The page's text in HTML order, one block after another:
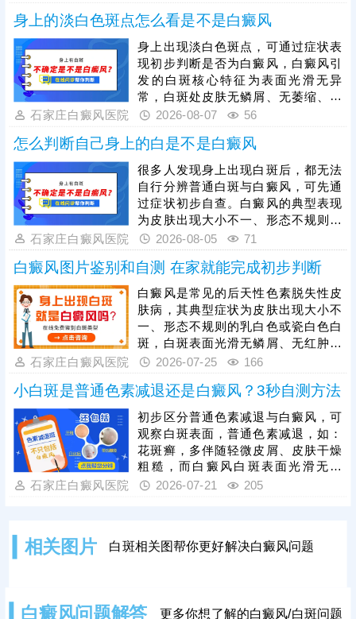
肉眼观察易与白色糠疹、花斑癣等白
斑疾病混淆，需通过伍德灯、皮肤ct
等科学检查准确诊断，避免误诊。白
癜风危害极大，确诊后需抓紧治疗，
结合自身白斑面积、病程、肤质等具
体病情，制定个性化对症治疗方案。
身上的淡白色斑点怎么看是不是白癜风
身上出现淡白色斑点，可通过症状表
现初步判断是否为白癜风，白癜风引
发的白斑核心特征为表面光滑无异
常，白斑处皮肤无鳞屑、无萎缩、不
粗糙，触感与正常皮肤一致，且无瘙
斑具备扩散性，初期多为淡白色、浅
粉色小点或小片斑，边界相对模糊，
仅凭肉眼观察存在误差，通过伍德
灯、皮肤ct等科学检查可更准确诊
断。若确诊为白癜风，需抓住发病初
期黄金治疗时期，此时黑色素细胞损
伤较轻，治疗难度更低、恢复效果更
好。
石家庄白癜风医院 2026-08-07 56
怎么判断自己身上的白是不是白癜风
很多人发现身上出现白斑后，都无法
自行分辨普通白斑与白癜风，可先通
过症状初步自查。白癜风的典型表现
为皮肤出现大小不一、形态不规则的
白色斑块，白斑表面光滑无鳞屑、无
红肿瘙痒感，边界清晰，会随时间逐
渐扩散，可出现在身体任何部位，单
纯肉眼判断存在误差，想要准确确
诊，需依托科学仪器检查。一旦确诊
白癜风，需及时就医治疗，切勿拖延
病情，避免白斑大面积扩散、增加治
疗难度。同时白癜风属于慢性皮肤疾
病，治疗周期较长，患者需坚持规范
治疗。
石家庄白癜风医院 2026-08-05 71
白癜风图片鉴别和自测 在家就能完成初步判断
白癜风是常见的后天性色素脱失性皮
肤病，其典型症状为皮肤出现大小不
一、形态不规则的乳白色或瓷白色白
斑，白斑表面光滑无鳞屑、无红肿瘙
痒，可出现在全身任意部位，且白斑
会随病情发展逐渐扩散、融合。想要
明确病情，需通过伍德灯、皮肤ct等
科学检查，准确判定色素脱失程度与
病灶情况。白癜风危害极大，该病越
早治疗预后越好，发现疑似白斑症状
需及时就医，结合自身病情、体质制
定个性化对症治疗方案，避免拖延加
重病情、增加治疗难度。
石家庄白癜风医院 2026-07-25 166
小白斑是普通色素减退还是白癜风？3秒自测方法
初步区分普通色素减退与白癜风，可
观察白斑表面，普通色素减退，如：
花斑癣，多伴随轻微皮屑、皮肤干燥
粗糙，而白癜风白斑表面光滑无鳞
屑、无萎缩，触感与正常皮肤一致，
互融合。最后做按压测试，轻压白斑
要明确病情，可及时做科学检查。
石家庄白癜风医院 2026-07-21 205
相关图片 白斑相关图帮你更好解决白癜风问题
白癜风问题解答 更多你想了解的白癜风/白斑问题